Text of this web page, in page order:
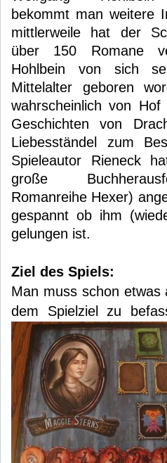
bekommt man weitere
mittlerweile hat der
über 150 Romane
Hohlbein von sich
Mittelalter geboren
wahrscheinlich von
Geschichten von
Liebesständel zum
Spieleautor Rieneck
große
Romanreihe Hexer)
gespannt ob ihm
gelungen ist.
Ziel des Spiels:
Man muss schon
dem Spielziel zu